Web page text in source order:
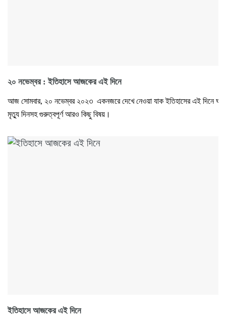
২০ নভেম্বর : ইতিহাসে আজকের এই দিনে
আজ সোমবার, ২০ নভেম্বর ২০২৩ একনজরে দেখে নেওয়া যাক ইতিহাসের এই দিনে ঘটে
মৃত্যু দিনসহ গুরুত্বপূর্ণ আরও কিছু বিষয়।
ইতিহাসে আজকের এই দিনে